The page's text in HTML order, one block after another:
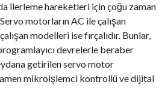
ilerleme hareketleri için çoğu zaman
motorların AC ile çalışan
modelleri ise fırçalıdır. Bunlar,
devrelerle beraber
getirilen servo motor
mikroişlemci kontrollü ve dijital